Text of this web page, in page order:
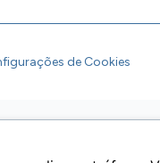
de Cookies